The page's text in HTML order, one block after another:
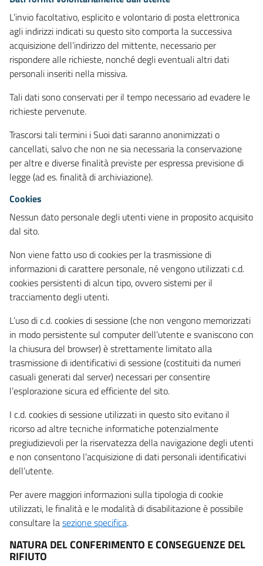
L’invio facoltativo, esplicito e volontario di posta elettronica
agli indirizzi indicati su questo sito comporta la successiva
acquisizione dell’indirizzo del mittente, necessario per
rispondere alle richieste, nonché degli eventuali altri dati
personali inseriti nella missiva.
Tali dati sono conservati per il tempo necessario ad evadere le
richieste pervenute.
Trascorsi tali termini i Suoi dati saranno anonimizzati o
cancellati, salvo che non ne sia necessaria la conservazione
per altre e diverse finalità previste per espressa previsione di
legge (ad es. finalità di archiviazione).
Cookies
Nessun dato personale degli utenti viene in proposito acquisito
dal sito.
Non viene fatto uso di cookies per la trasmissione di
informazioni di carattere personale, né vengono utilizzati c.d.
cookies persistenti di alcun tipo, ovvero sistemi per il
tracciamento degli utenti.
L’uso di c.d. cookies di sessione (che non vengono memorizzati
in modo persistente sul computer dell’utente e svaniscono con
la chiusura del browser) è strettamente limitato alla
trasmissione di identificativi di sessione (costituiti da numeri
casuali generati dal server) necessari per consentire
l’esplorazione sicura ed efficiente del sito.
I c.d. cookies di sessione utilizzati in questo sito evitano il
ricorso ad altre tecniche informatiche potenzialmente
pregiudizievoli per la riservatezza della navigazione degli utenti
e non consentono l’acquisizione di dati personali identificativi
dell’utente.
Per avere maggiori informazioni sulla tipologia di cookie
utilizzati, le finalità e le modalità di disabilitazione è possibile
consultare lasezione specifica.
NATURA DEL CONFERIMENTO E CONSEGUENZE DEL
RIFIUTO